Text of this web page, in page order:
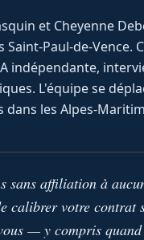
et Cheyenne
Saint-Paul-de-Vence.
indépendante,
L'équipe se
dans les Alpes-
sans affiliation à
calibrer votre contrat
— y compris